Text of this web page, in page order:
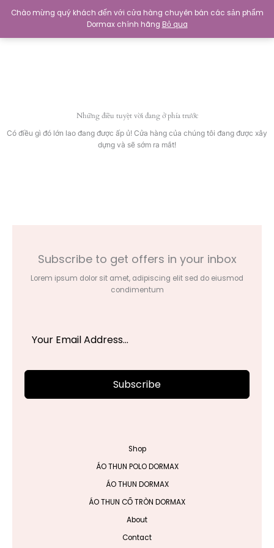
Chào mừng quý khách đến với cửa hàng chuyên bán các sản phẩm
Dormax chính hãng Bỏ qua
dung
Những điều tuyệt vời đang ở phía trước
Có điều gì đó lớn lao đang được ấp ủ! Cửa hàng của chúng tôi đang được xây
dựng và sẽ sớm ra mắt!
Subscribe to get offers in your inbox
Lorem ipsum dolor sit amet, adipiscing elit sed do eiusmod
condimentum
Subscribe
Shop
ÁO THUN POLO DORMAX
ÁO THUN DORMAX
ÁO THUN CỔ TRÒN DORMAX
About
Contact